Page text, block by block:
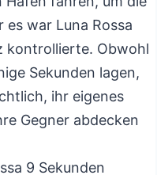
war Luna Rossa
kontrollierte. Obwohl
Sekunden lagen,
ihr eigenes
Gegner abdecken
9 Sekunden